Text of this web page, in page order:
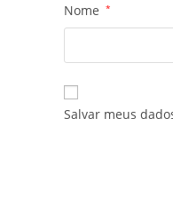
Nome *
Salvar meus